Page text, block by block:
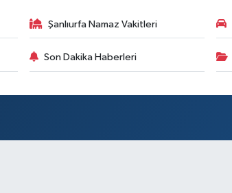
Şanlıurfa Namaz Vakitleri
Son Dakika Haberleri